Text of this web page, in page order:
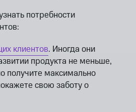
потребности
клиентов. Иногда они
продукта не меньше,
получите максимально
свою заботу о